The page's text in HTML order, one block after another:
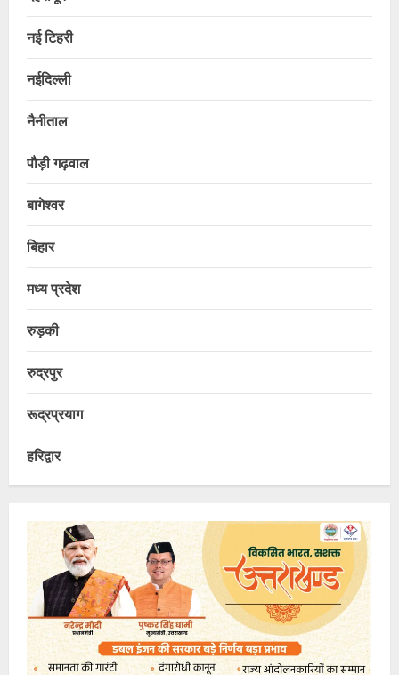
नई टिहरी
नईदिल्ली
नैनीताल
पौड़ी गढ़वाल
बागेश्वर
बिहार
मध्य प्रदेश
रुड़की
रुद्रपुर
रूद्रप्रयाग
हरिद्वार